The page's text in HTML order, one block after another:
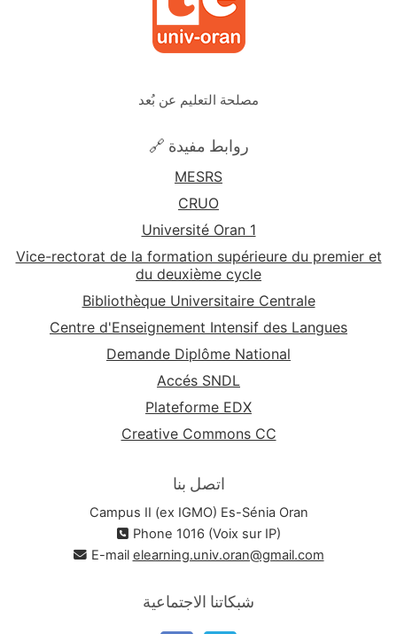
مصلحة التعليم عن بُعد
🔗 روابط مفيدة
MESRS
CRUO
Université Oran 1
Vice-rectorat de la formation supérieure du premier et
du deuxième cycle
Bibliothèque Universitaire Centrale
Centre d'Enseignement Intensif des Langues
Demande Diplôme National
Accés SNDL
Plateforme EDX
Creative Commons CC
اتصل بنا
Campus II (ex IGMO) Es-Sénia Oran
Phone 1016 (Voix sur IP)
E-mail elearning.univ.oran@gmail.com
شبكاتنا الاجتماعية